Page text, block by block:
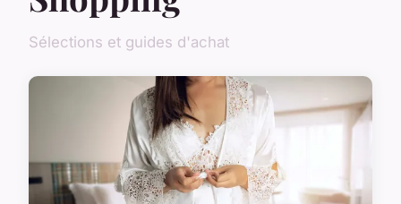
Sélections et guides d'achat